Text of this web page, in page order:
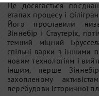
Це досягається
етапах процесу і
Його прославили
Зіннебір і Стаутерік,
темний міцний
спільні варки з іншими
новим технологіям і
іншим, перше
захопленому
перебудови історичної